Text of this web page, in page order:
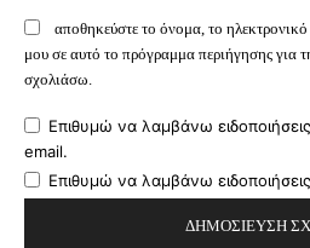
αποθηκεύστε το όνομα, το
μου σε αυτό το πρόγραμμα περιήγησης για
σχολιάσω.
Επιθυμώ να λαμβάνω
email.
Επιθυμώ να λαμβάνω